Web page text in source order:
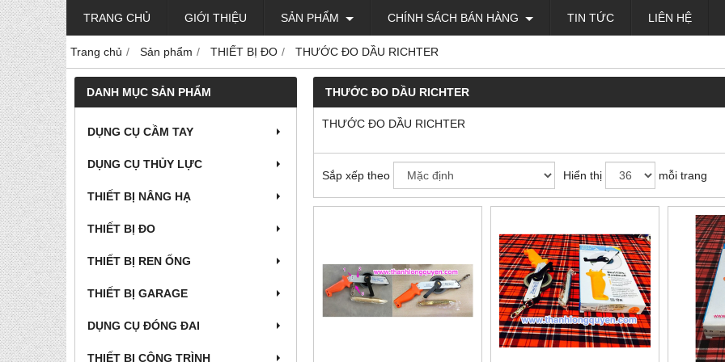
TRANG CHỦ GIỚI THIỆU SẢN PHẨM CHÍNH SÁCH BÁN HÀNG TIN TỨC LIÊN HỆ
Trang chủ Sản phẩm THIẾT BỊ ĐO THƯỚC ĐO DẦU RICHTER
DANH MỤC SẢN PHẨM
DỤNG CỤ CẦM TAY
DỤNG CỤ THỦY LỰC
THIẾT BỊ NÂNG HẠ
THIẾT BỊ ĐO
THIẾT BỊ REN ỐNG
THIẾT BỊ GARAGE
DỤNG CỤ ĐÓNG ĐAI
THIẾT BỊ CÔNG TRÌNH
THƯỚC ĐO DẦU RICHTER
THƯỚC ĐO DẦU RICHTER
Sắp xếp theo Hiển thị mỗi trang